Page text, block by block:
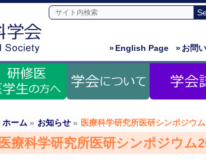
»お問
»English Page
ホーム » お知らせ » 医療科学研究所医研シンポジウ
医療科学研究所医研シンポジウム